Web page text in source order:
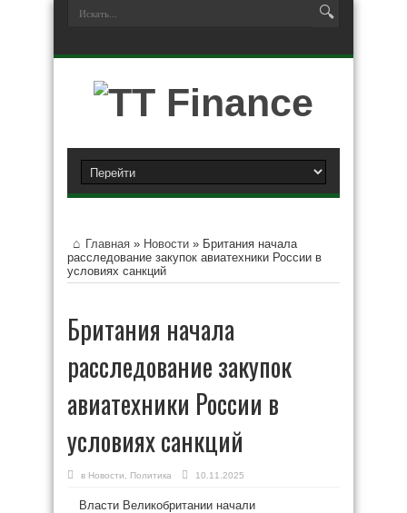
Главная » Новости » Британия начала
расследование закупок авиатехники России в
условиях санкций
Британия начала
расследование закупок
авиатехники России в
условиях санкций
в Новости Политика 10.11.2025
Власти Великобритании начали